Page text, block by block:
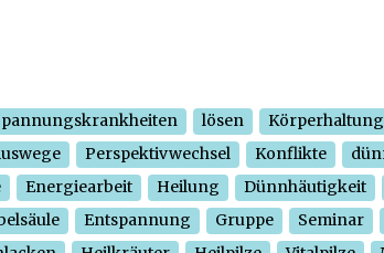
lösen Körperhaltung
Perspektivwechsel Konflikte
Energiearbeit Heilung Dünnhäutigkeit
Entspannung Gruppe Seminar